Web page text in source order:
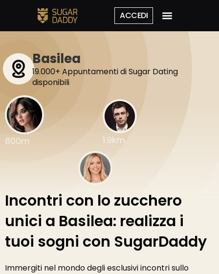
ACCEDI
800m
1.5km
1.9km
Basilea
19.000+ Appuntamenti di Sugar Dating
disponibili
Incontri con lo zucchero
unici a Basilea: realizza i
tuoi sogni con SugarDaddy
Immergiti nel mondo degli esclusivi incontri sullo